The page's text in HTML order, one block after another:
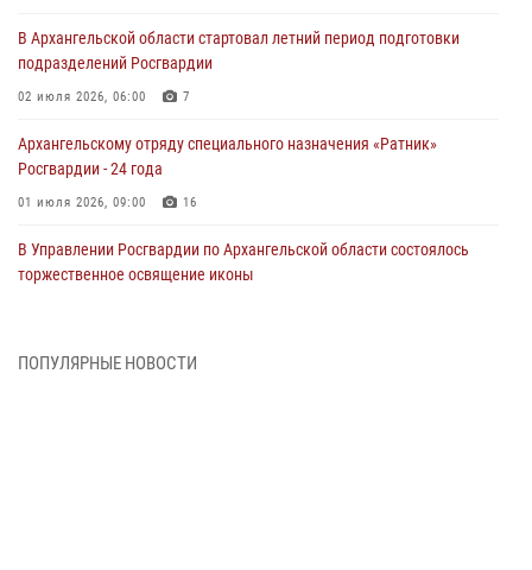
В Архангельской области стартовал летний период подготовки
подразделений Росгвардии
02 июля 2026, 06:00 7
Архангельскому отряду специального назначения «Ратник»
Росгвардии - 24 года
01 июля 2026, 09:00 16
В Управлении Росгвардии по Архангельской области состоялось
торжественное освящение иконы
Военнослужащие по призыву из Архангельской области приняли
ПОПУЛЯРНЫЕ НОВОСТИ